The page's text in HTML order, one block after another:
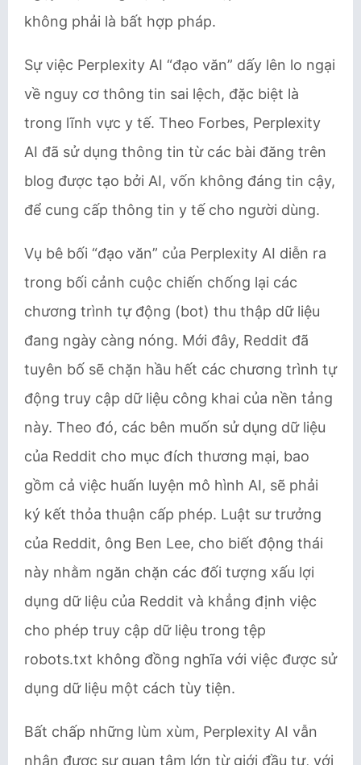
không phải là bất hợp pháp.
Sự việc Perplexity AI “đạo văn” dấy lên lo ngại
về nguy cơ thông tin sai lệch, đặc biệt là
trong lĩnh vực y tế. Theo Forbes, Perplexity
AI đã sử dụng thông tin từ các bài đăng trên
blog được tạo bởi AI, vốn không đáng tin cậy,
để cung cấp thông tin y tế cho người dùng.
Vụ bê bối “đạo văn” của Perplexity AI diễn ra
trong bối cảnh cuộc chiến chống lại các
chương trình tự động (bot) thu thập dữ liệu
đang ngày càng nóng. Mới đây, Reddit đã
tuyên bố sẽ chặn hầu hết các chương trình tự
động truy cập dữ liệu công khai của nền tảng
này. Theo đó, các bên muốn sử dụng dữ liệu
của Reddit cho mục đích thương mại, bao
gồm cả việc huấn luyện mô hình AI, sẽ phải
ký kết thỏa thuận cấp phép. Luật sư trưởng
của Reddit, ông Ben Lee, cho biết động thái
này nhằm ngăn chặn các đối tượng xấu lợi
dụng dữ liệu của Reddit và khẳng định việc
cho phép truy cập dữ liệu trong tệp
robots.txt không đồng nghĩa với việc được sử
dụng dữ liệu một cách tùy tiện.
Bất chấp những lùm xùm, Perplexity AI vẫn
nhận được sự quan tâm lớn từ giới đầu tư, với